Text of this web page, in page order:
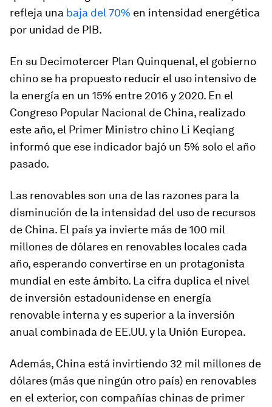
refleja una baja del 70% en intensidad energética
por unidad de PIB.
En su Decimotercer Plan Quinquenal, el gobierno
chino se ha propuesto reducir el uso intensivo de
la energía en un 15% entre 2016 y 2020. En el
Congreso Popular Nacional de China, realizado
este año, el Primer Ministro chino Li Keqiang
informó que ese indicador bajó un 5% solo el año
pasado.
Las renovables son una de las razones para la
disminución de la intensidad del uso de recursos
de China. El país ya invierte más de 100 mil
millones de dólares en renovables locales cada
año, esperando convertirse en un protagonista
mundial en este ámbito. La cifra duplica el nivel
de inversión estadounidense en energía
renovable interna y es superior a la inversión
anual combinada de EE.UU. y la Unión Europea.
Además, China está invirtiendo 32 mil millones de
dólares (más que ningún otro país) en renovables
en el exterior, con compañías chinas de primer